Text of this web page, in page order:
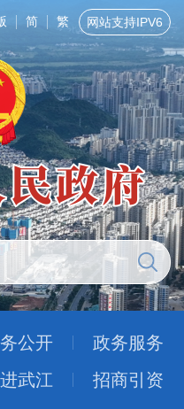
简 繁 网站支持IPV6
公开
政务服务
武江 招商引资